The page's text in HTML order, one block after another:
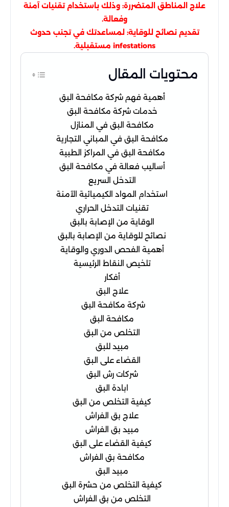
علاج المناطق المتضررة: وذلك باستخدام تقنيات آمنة
وفعالة.
تقديم نصائح للوقاية: لمساعدتك في تجنب حدوث
infestations مستقبلية.
محتويات المقال
أهمية فهم شركة مكافحة البق
خدمات شركة مكافحة البق
مكافحة البق في المنازل
مكافحة البق في المباني التجارية
مكافحة البق في المراكز الطبية
أساليب فعالة في مكافحة البق
التدخل السريع
استخدام المواد الكيميائية الآمنة
تقنيات التدخل الحراري
الوقاية من الإصابة بالبق
نصائح للوقاية من الإصابة بالبق
أهمية الفحص الدوري والوقاية
تلخيص النقاط الرئيسية
أفكار
علاج البق
شركة مكافحة البق
مكافحة البق
التخلص من البق
مبيد للبق
القضاء على البق
شركات رش البق
ابادة البق
كيفية التخلص من البق
علاج بق الفراش
مبيد بق الفراش
كيفية القضاء على البق
مكافحة بق الفراش
مبيد البق
كيفية التخلص من حشرة البق
التخلص من بق الفراش